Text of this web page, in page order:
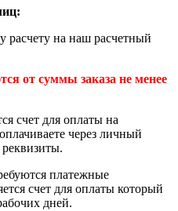
расчету на наш расчетный
от суммы заказа не менее
счет для оплаты на
через личный
платежные
счет для оплаты который
дней.